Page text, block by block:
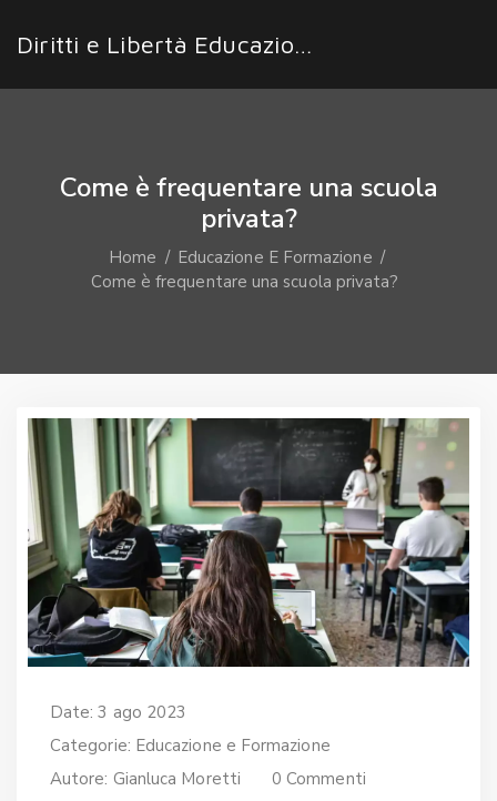
Diritti e Libertà Educazione
Come è frequentare una scuola
privata?
Home
Educazione E Formazione
Come è frequentare una scuola privata?
Date: 3 ago 2023
Categorie: Educazione e Formazione
Autore: Gianluca Moretti 0 Commenti